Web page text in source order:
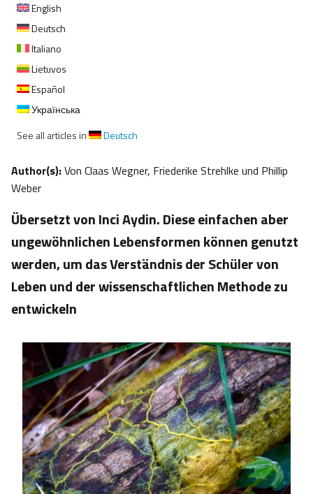
English
Deutsch
Italiano
Lietuvos
Español
Українська
See all articles in
Deutsch
Author(s):Von Claas Wegner, Friederike Strehlke und Phillip
Weber
Übersetzt von Inci Aydin. Diese einfachen aber
ungewöhnlichen Lebensformen können genutzt
werden, um das Verständnis der Schüler von
Leben und der wissenschaftlichen Methode zu
entwickeln